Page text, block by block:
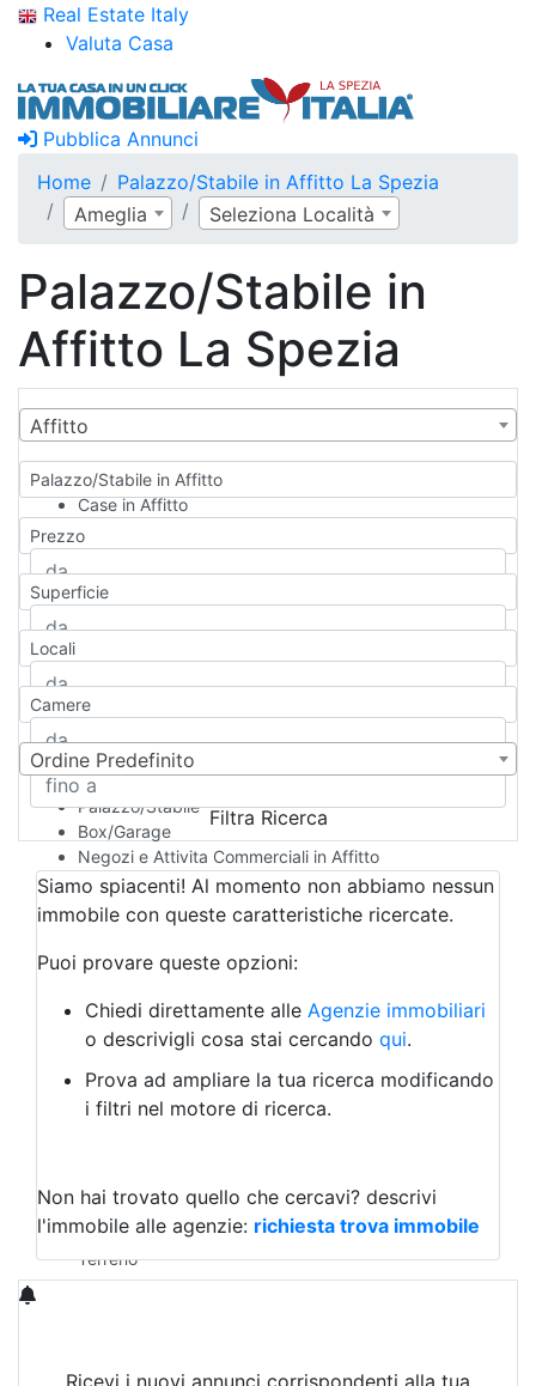
Real Estate Italy
Valuta Casa
Pubblica Annunci
Home
Palazzo/Stabile in Affitto La Spezia
Ameglia
Seleziona Località
Palazzo/Stabile in
Affitto La Spezia
Affitto
Palazzo/Stabile in Affitto
Case in Affitto
Qualsiasi
Appartamento
Casa indipendente
Casa Semi-indipendente
Attico/Mansarda
Rustico/Casale
Camera d'Albergo
Multiproprietà
Palazzo/Stabile
Box/Garage
Negozi e Attivita Commerciali in Affitto
Qualsiasi
Attività/Licenza Commerciale
Azienda Agricola
Bar/Ristorante
Albergo
Laboratorio Artigianale
Negozio/locale commerciale
Agriturismo
Magazzini
Qualsiasi
Terreno edificabile
Terreno
Prezzo
Superficie
Locali
Camere
Ordine Predefinito
Filtra Ricerca
Siamo spiacenti! Al momento non abbiamo nessun
immobile con queste caratteristiche ricercate.
Puoi provare queste opzioni:
Chiedi direttamente alle Agenzie immobiliari
o descrivigli cosa stai cercando qui.
Prova ad ampliare la tua ricerca modificando
i filtri nel motore di ricerca.
Non hai trovato quello che cercavi? descrivi
l'immobile alle agenzie: richiesta trova immobile
Ricevi i nuovi annunci corrispondenti alla tua